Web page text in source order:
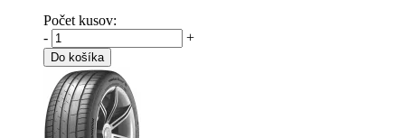
Počet kusov:
-
+
Do košíka